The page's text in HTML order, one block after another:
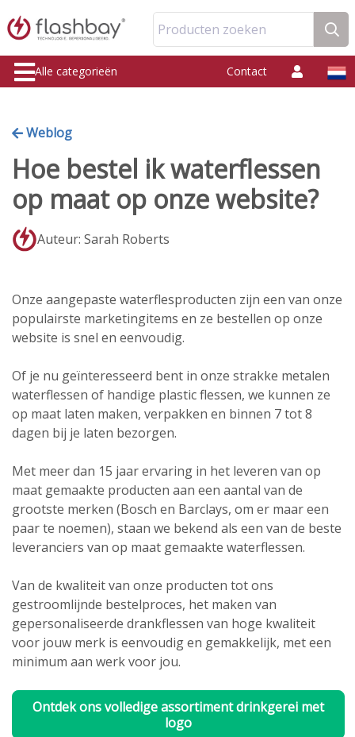
Producten zoeken
Alle categorieën Contact
Weblog
Hoe bestel ik waterflessen
op maat op onze website?
Auteur: Sarah Roberts
Onze aangepaste waterflesproducten zijn een van onze
populairste marketingitems en ze bestellen op onze
website is snel en eenvoudig.
Of je nu geïnteresseerd bent in onze strakke metalen
waterflessen of handige plastic flessen, we kunnen ze
op maat laten maken, verpakken en binnen 7 tot 8
dagen bij je laten bezorgen.
Met meer dan 15 jaar ervaring in het leveren van op
maat gemaakte producten aan een aantal van de
grootste merken (Bosch en Barclays, om er maar een
paar te noemen), staan we bekend als een van de beste
leveranciers van op maat gemaakte waterflessen.
Van de kwaliteit van onze producten tot ons
gestroomlijnde bestelproces, het maken van
gepersonaliseerde drankflessen van hoge kwaliteit
voor jouw merk is eenvoudig en gemakkelijk, met een
minimum aan werk voor jou.
Ontdek ons volledige assortiment drinkgerei met
logo